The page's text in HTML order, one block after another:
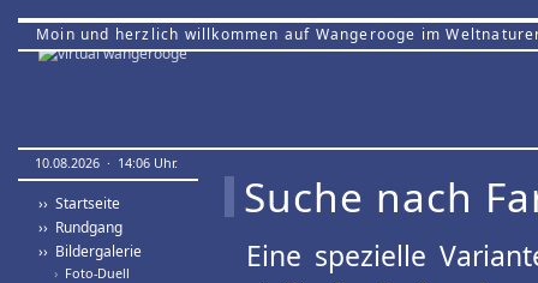
Moin und herzlich willkommen auf Wangerooge im
10.08.2026 · 14:06 Uhr.
›› Startseite
›› Rundgang
›› Bildergalerie
› Foto-Duell
Suche nach
Eine spezielle